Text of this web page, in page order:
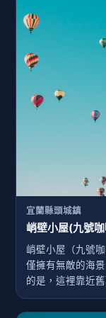
宜蘭縣頭城鎮
峭壁小屋(九號
峭壁小屋（九號
僅擁有無敵的海
的是，這裡靠近
穿越隧道的景象
順道經過，峭壁